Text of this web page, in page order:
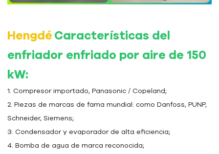
Hengdé Características del
enfriador enfriado por aire de 150
kW:
1. Compresor importado, Panasonic / Copeland;
2. Piezas de marcas de fama mundial: como Danfoss, PUNP,
Schneider, Siemens;
3. Condensador y evaporador de alta eficiencia;
4. Bomba de agua de marca reconocida;